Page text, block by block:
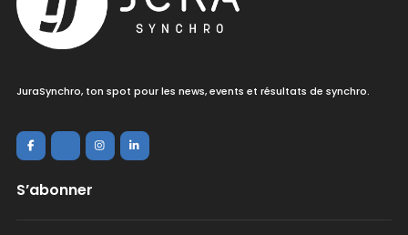
JuraSynchro, ton spot pour les news, events et résultats de synchro.
S’abonner